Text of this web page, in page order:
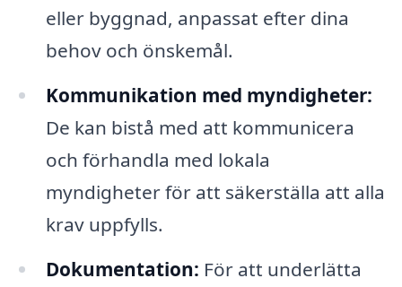
eller byggnad, anpassat efter dina
behov och önskemål.
Kommunikation med myndigheter:
De kan bistå med att kommunicera
och förhandla med lokala
myndigheter för att säkerställa att alla
krav uppfylls.
Dokumentation: För att underlätta